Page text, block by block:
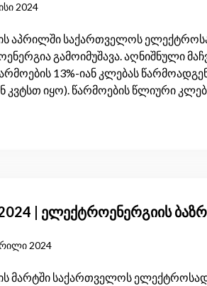
2024
აპრილში საქართველოს
გამოიმუშავა. აღნიშნული
13%-იან კლებას
კვტსთ იყო). წარმოების წლიური
| ელექტროენერგიის
2024
მარტში საქართველოს